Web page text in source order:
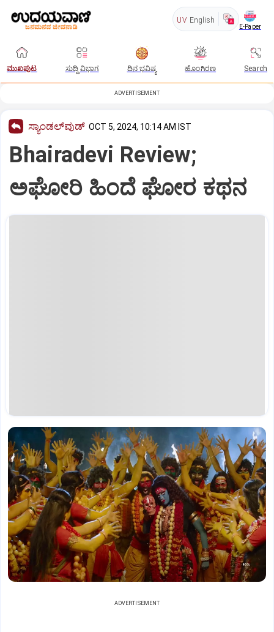
UV English
E-Paper
ಮುಖಪುಟ ಸುದ್ದಿ ವಿಭಾಗ ದಿನ ಭವಿಷ್ಯ ಹೊಂಗಿರಣ Search
ADVERTISEMENT
ಸ್ಯಾಂಡಲ್‌ವುಡ್‌ OCT 5, 2024, 10:14 AM IST
Bhairadevi Review;
ಅಘೋರಿ ಹಿಂದೆ ಘೋರ ಕಥನ
ADVERTISEMENT